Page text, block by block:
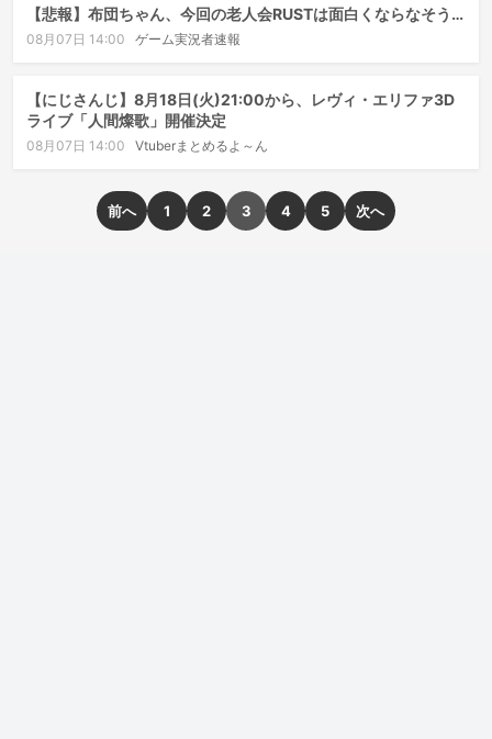
【悲報】布団ちゃん、今回の老人会RUSTは面白くならなそう…
08月07日 14:00 ゲーム実況者速報
【にじさんじ】8月18日(火)21:00から、レヴィ・エリファ3D
ライブ「人間燦歌」開催決定
08月07日 14:00 Vtuberまとめるよ～ん
前へ 1 2 3 4 5 次へ